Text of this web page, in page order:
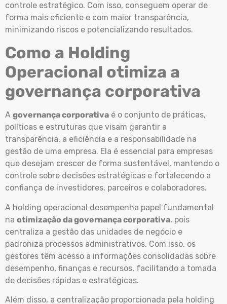
controle estratégico. Com isso, conseguem operar de
forma mais eficiente e com maior transparência,
minimizando riscos e potencializando resultados.
Como a Holding
Operacional otimiza a
governança corporativa
A governança corporativa é o conjunto de práticas,
políticas e estruturas que visam garantir a
transparência, a eficiência e a responsabilidade na
gestão de uma empresa. Ela é essencial para empresas
que desejam crescer de forma sustentável, mantendo o
controle sobre decisões estratégicas e fortalecendo a
confiança de investidores, parceiros e colaboradores.
A holding operacional desempenha papel fundamental
na otimização da governança corporativa, pois
centraliza a gestão das unidades de negócio e
padroniza processos administrativos. Com isso, os
gestores têm acesso a informações consolidadas sobre
desempenho, finanças e recursos, facilitando a tomada
de decisões rápidas e estratégicas.
Além disso, a centralização proporcionada pela holding